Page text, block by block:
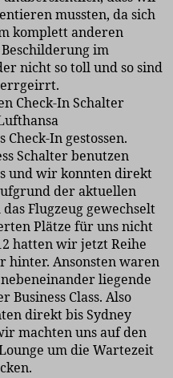
mussten, da sich
komplett anderen
im
nicht so toll und so sind
Check-In Schalter
In gestossen.
Schalter benutzen
und wir konnten direkt
der aktuellen
Flugzeug gewechselt
Plätze für uns nicht
hatten wir jetzt Reihe
hinter. Ansonsten waren
liegende
Business Class. Also
direkt bis Sydney
machten uns auf den
um die Wartezeit